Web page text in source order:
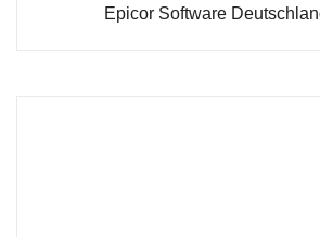
Epicor Software